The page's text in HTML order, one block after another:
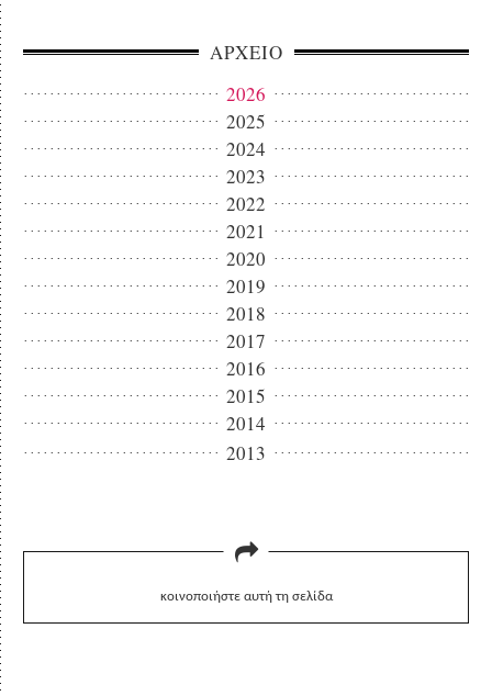
ΑΡΧΕΙΟ
2026
2025
2024
2023
2022
2021
2020
2019
2018
2017
2016
2015
2014
2013
κοινοποιήστε αυτή τη σελίδα